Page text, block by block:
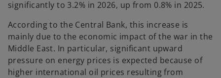
significantly to 3.2% in 2026, up from 0.8% in 2025.
According to the Central Bank, this increase is
mainly due to the economic impact of the war in the
Middle East. In particular, significant upward
pressure on energy prices is expected because of
higher international oil prices resulting from